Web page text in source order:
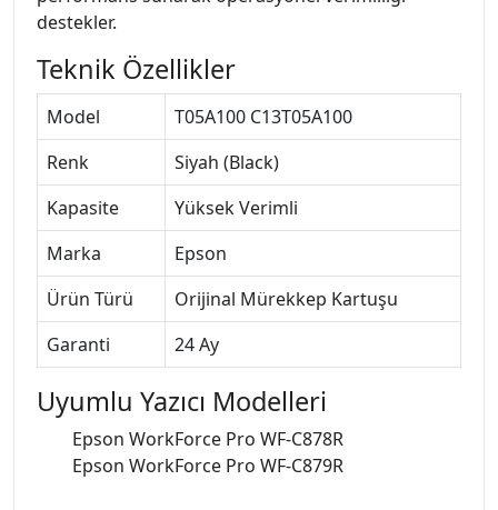
destekler.
Teknik Özellikler
Model
T05A100 C13T05A100
Renk
Siyah (Black)
Kapasite
Yüksek Verimli
Marka
Epson
Ürün Türü
Orijinal Mürekkep Kartuşu
Garanti
24 Ay
Uyumlu Yazıcı Modelleri
Epson WorkForce Pro WF-C878R
Epson WorkForce Pro WF-C879R